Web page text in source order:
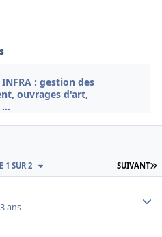
INFRA : gestion des
ouvrages d'art,
SUIVANT
1 SUR 2
ans